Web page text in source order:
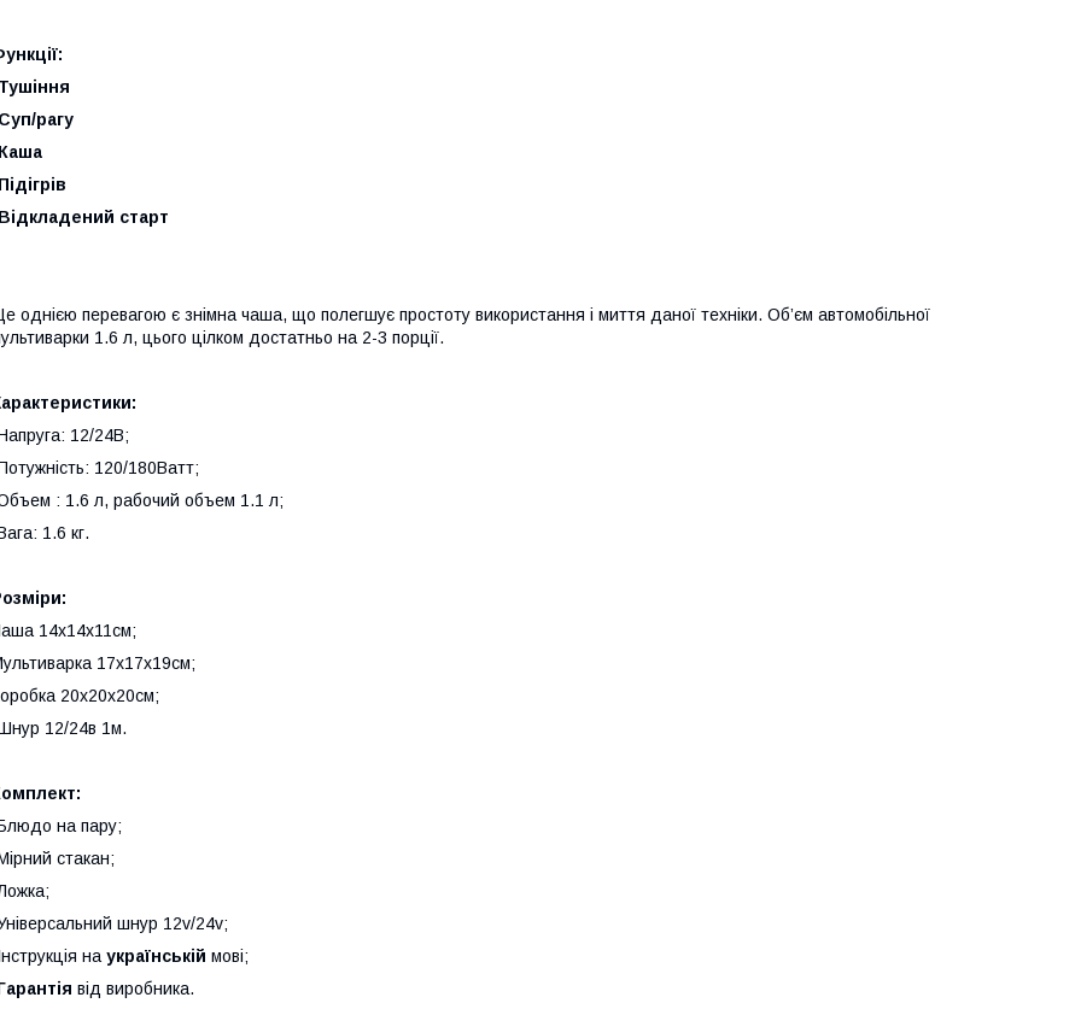
рагу
старт
однією перевагою є знімна чаша, що полегшує простоту використання і миття даної техніки. Об’єм автомобільної
1.6 л, цього цілком достатньо на 2-3 порції.
12/24В;
120/180Ватт;
: 1.6 л, рабочий объем 1.1 л;
1.6 кг.
14х14х11см;
17х17х19см;
20х20х20см;
12/24в 1м.
на пару;
стакан;
шнур 12v/24v;
на українській мові;
від виробника.